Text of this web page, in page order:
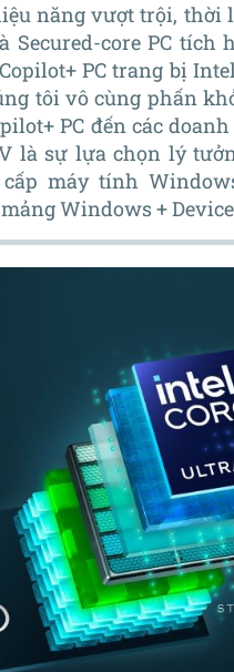
năng vượt trội,
Secured-core PC
PC trang bị
tôi vô cùng phấn
PC đến các
là sự lựa chọn lý
máy tính
Windows +